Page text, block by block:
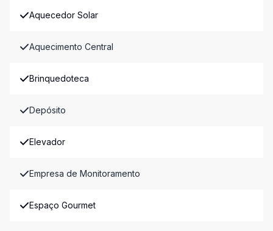
Aquecedor Solar
Aquecimento Central
Brinquedoteca
Depósito
Elevador
Empresa de Monitoramento
Espaço Gourmet